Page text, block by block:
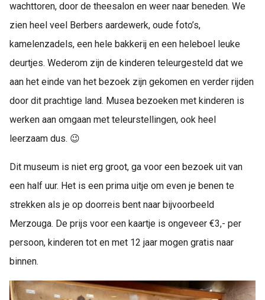
wachttoren, door de theesalon en weer naar beneden. We
zien heel veel Berbers aardewerk, oude foto’s,
kamelenzadels, een hele bakkerij en een heleboel leuke
deurtjes. Wederom zijn de kinderen teleurgesteld dat we
aan het einde van het bezoek zijn gekomen en verder rijden
door dit prachtige land. Musea bezoeken met kinderen is
werken aan omgaan met teleurstellingen, ook heel
leerzaam dus. 😉
Dit museum is niet erg groot, ga voor een bezoek uit van
een half uur. Het is een prima uitje om even je benen te
strekken als je op doorreis bent naar bijvoorbeeld
Merzouga. De prijs voor een kaartje is ongeveer €3,- per
persoon, kinderen tot en met 12 jaar mogen gratis naar
binnen.